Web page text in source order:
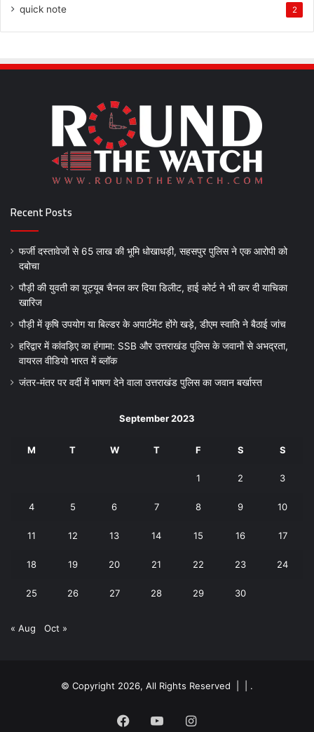
quick note 2
Recent Posts
फर्जी दस्तावेजों से 65 लाख की भूमि धोखाधड़ी, सहसपुर पुलिस ने एक आरोपी को
दबोचा
पौड़ी की युवती का यूट्यूब चैनल कर दिया डिलीट, हाई कोर्ट ने भी कर दी याचिका
खारिज
पौड़ी में कृषि उपयोग या बिल्डर के अपार्टमेंट होंगे खड़े, डीएम स्वाति ने बैठाई जांच
हरिद्वार में कांवड़िए का हंगामा: SSB और उत्तराखंड पुलिस के जवानों से अभद्रता,
वायरल वीडियो भारत में ब्लॉक
जंतर-मंतर पर वर्दी में भाषण देने वाला उत्तराखंड पुलिस का जवान बर्खास्त
September 2023
M T W T F S S
1 2 3
4 5 6 7 8 9 10
11 12 13 14 15 16 17
18 19 20 21 22 23 24
25 26 27 28 29 30
« Aug Oct »
© Copyright 2026, All Rights Reserved | | .
Facebook
YouTubeInstagram